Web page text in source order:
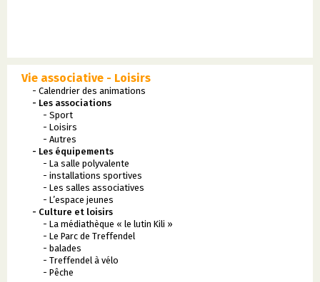
Vie associative - Loisirs
- Calendrier des animations
- Les associations
- Sport
- Loisirs
- Autres
- Les équipements
- La salle polyvalente
- installations sportives
- Les salles associatives
- L’espace jeunes
- Culture et loisirs
- La médiathèque « le lutin Kili »
- Le Parc de Treffendel
- balades
- Treffendel à vélo
- Pêche